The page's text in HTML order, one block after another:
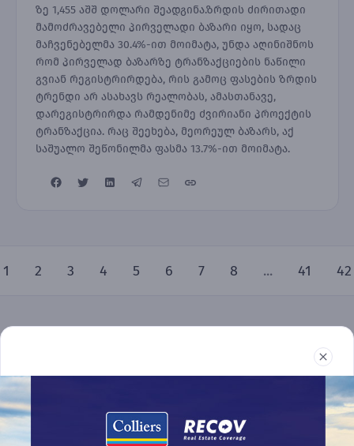
ზე 1,455 აშშ დოლარი შეადგინა.ზრდის ძირითადი
მამოძრავებელი პირველადი ბაზარი იყო, სადაც
მაჩვენებელმა 30.4%-ით მოიმატა, უნდა აღინიშნოს
რომ პირველად ბაზარზე ტრანზაქციების ნაწილი
გვიან რეგისტრირდება, რის გამოც ფასების ზრდის
ტრენდი არ ასახავს რეალობას, ამასთანავე,
დარეგისტრირდა რამდენიმე ძვირიანი პროექტის
ტრანზაქცია. რაც შეეხება, მეორეულ ბაზარს, აქ
საშუალო შეწონილმა ფასმა 13.7%-ით მოიმატა.
1 2 3 4 5 6 7 8 ... 41 42
რეპორტები